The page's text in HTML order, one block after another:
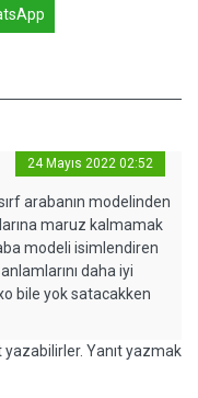
24 Mayıs 2022 02:52
arabanın modelinden
maruz kalmamak
modeli isimlendiren
daha iyi
bile yok satacakken
yazabilirler. Yanıt yazmak